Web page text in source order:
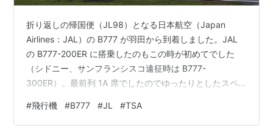
折り返しの帰国便（JL98）となる日本航空（Japan
Airlines：JAL）の B777 が羽田から到着しました。JAL
の B777-200ER に搭乗したのもこの時が初めてでした
（シドニー、サンフランシスコ遠征時は B777-
300ER）。最前列 1A 席でしたのでゆったりとしたスペ
JA709J TSA ランキング参加中飛行機
#飛行機 #B777 #JL #TSA